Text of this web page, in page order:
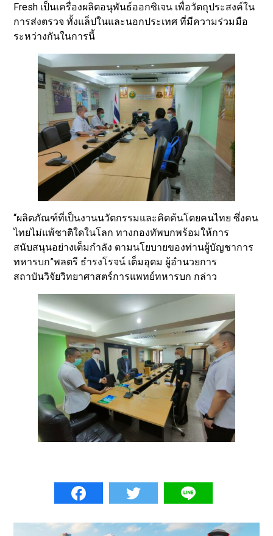
Fresh เป็นเครื่องผลิตอนุพันธ์ออกซิเจน เพื่อวัตถุประสงค์ใน
การส่งตรวจ ทั้งแล็ปในและนอกประเทศ ที่มีความร่วมมือ
ระหว่างกันในการนี้
“ผลิตภัณฑ์ที่เป็นงานนวัตกรรมและคิดค้นโดยคนไทย ซึ่งคน
ไทยไม่แพ้ชาติใดในโลก ทางกองทัพบกพร้อมให้การ
สนับสนุนอย่างเต็มกำลัง ตามนโยบายของท่านผู้บัญชาการ
ทหารบก”พลตรี ธำรงโรจน์ เต็มอุดม ผู้อำนวยการ
สถาบันวิจัยวิทยาศาสตร์การแพทย์ทหารบก กล่าว